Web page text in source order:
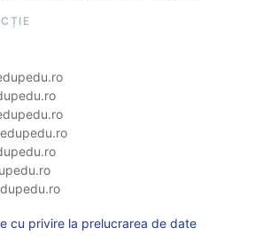
cu privire la prelucrarea de date